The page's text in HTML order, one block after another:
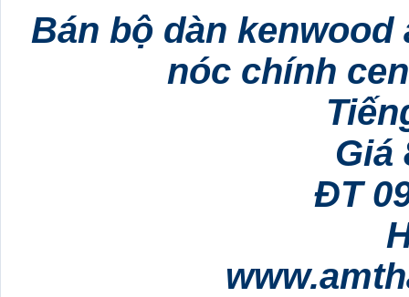
Bán bộ dàn
nóc chính
Giá
ĐT